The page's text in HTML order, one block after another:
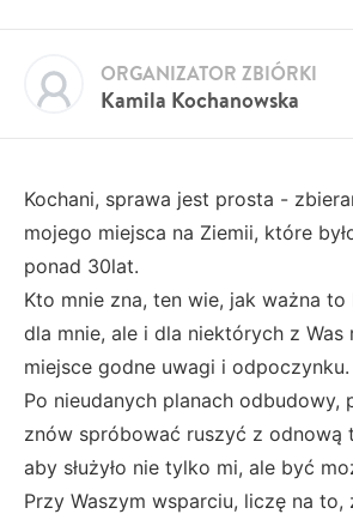
Kamila Kochanowska
ORGANIZATOR ZBIÓRKI
Kochani, sprawa jest prosta -
mojego miejsca na Ziemii, które
ponad 30lat.
Kto mnie zna, ten wie, jak ważna to
dla mnie, ale i dla niektórych z Was
miejsce godne uwagi i odpoczynku.
Po nieudanych planach odbudowy,
znów spróbować ruszyć z odnową
aby służyło nie tylko mi, ale być
Przy Waszym wsparciu, liczę na to,